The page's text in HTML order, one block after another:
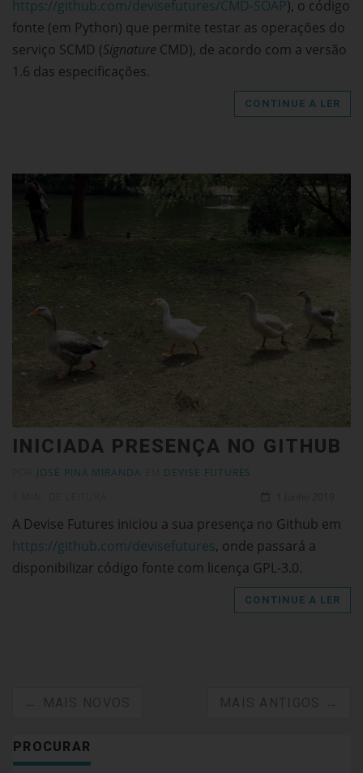
https://github.com/devisefutures/CMD-SOAP), o código
fonte (em Python) que permite testar as operações do
serviço SCMD (Signature CMD), de acordo com a versão
1.6 das especificações.
CONTINUE A LER
INICIADA PRESENÇA NO GITHUB
JOSÉ PINA MIRANDA
DEVISE FUTURES
A Devise Futures iniciou a sua presença no Github em
https://github.com/devisefutures, onde passará a
disponibilizar código fonte com licença GPL-3.0.
CONTINUE A LER
PROCURAR